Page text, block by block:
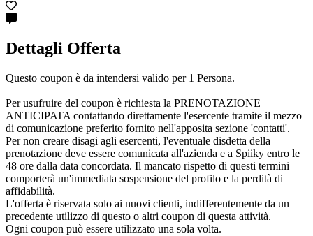
Dettagli Offerta
Questo coupon è da intendersi valido per 1 Persona.
Per usufruire del coupon è richiesta la PRENOTAZIONE
ANTICIPATA contattando direttamente l'esercente tramite il mezzo
di comunicazione preferito fornito nell'apposita sezione 'contatti'.
Per non creare disagi agli esercenti, l'eventuale disdetta della
prenotazione deve essere comunicata all'azienda e a Spiiky entro le
48 ore dalla data concordata. Il mancato rispetto di questi termini
comporterà un'immediata sospensione del profilo e la perdità di
affidabilità.
L'offerta è riservata solo ai nuovi clienti, indifferentemente da un
precedente utilizzo di questo o altri coupon di questa attività.
Ogni coupon può essere utilizzato una sola volta.